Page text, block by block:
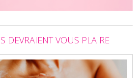
DEVRAIENT VOUS PLAIRE